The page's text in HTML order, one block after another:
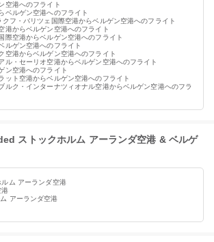
空港へのフライト
ベルゲン空港へのフライト
フ・バリツェ国際空港からベルゲン空港へのフライト
港からベルゲン空港へのフライト
際空港からベルゲン空港へのフライト
ルゲン空港へのフライト
空港からベルゲン空港へのフライト
ル・セーリオ空港からベルゲン空港へのフライト
ン空港へのフライト
ット空港からベルゲン空港へのフライト
ルク・インターナツィオナル空港からベルゲン空港へのフラ
ストックホルム アーランダ空港 & ベルゲ
ム アーランダ空港
港
アーランダ空港